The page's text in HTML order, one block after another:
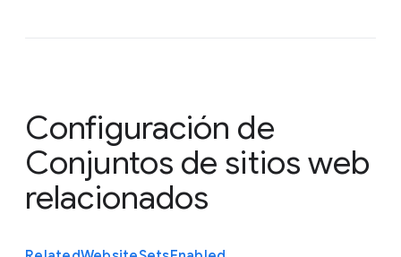
Configuración de
Conjuntos de sitios web
relacionados